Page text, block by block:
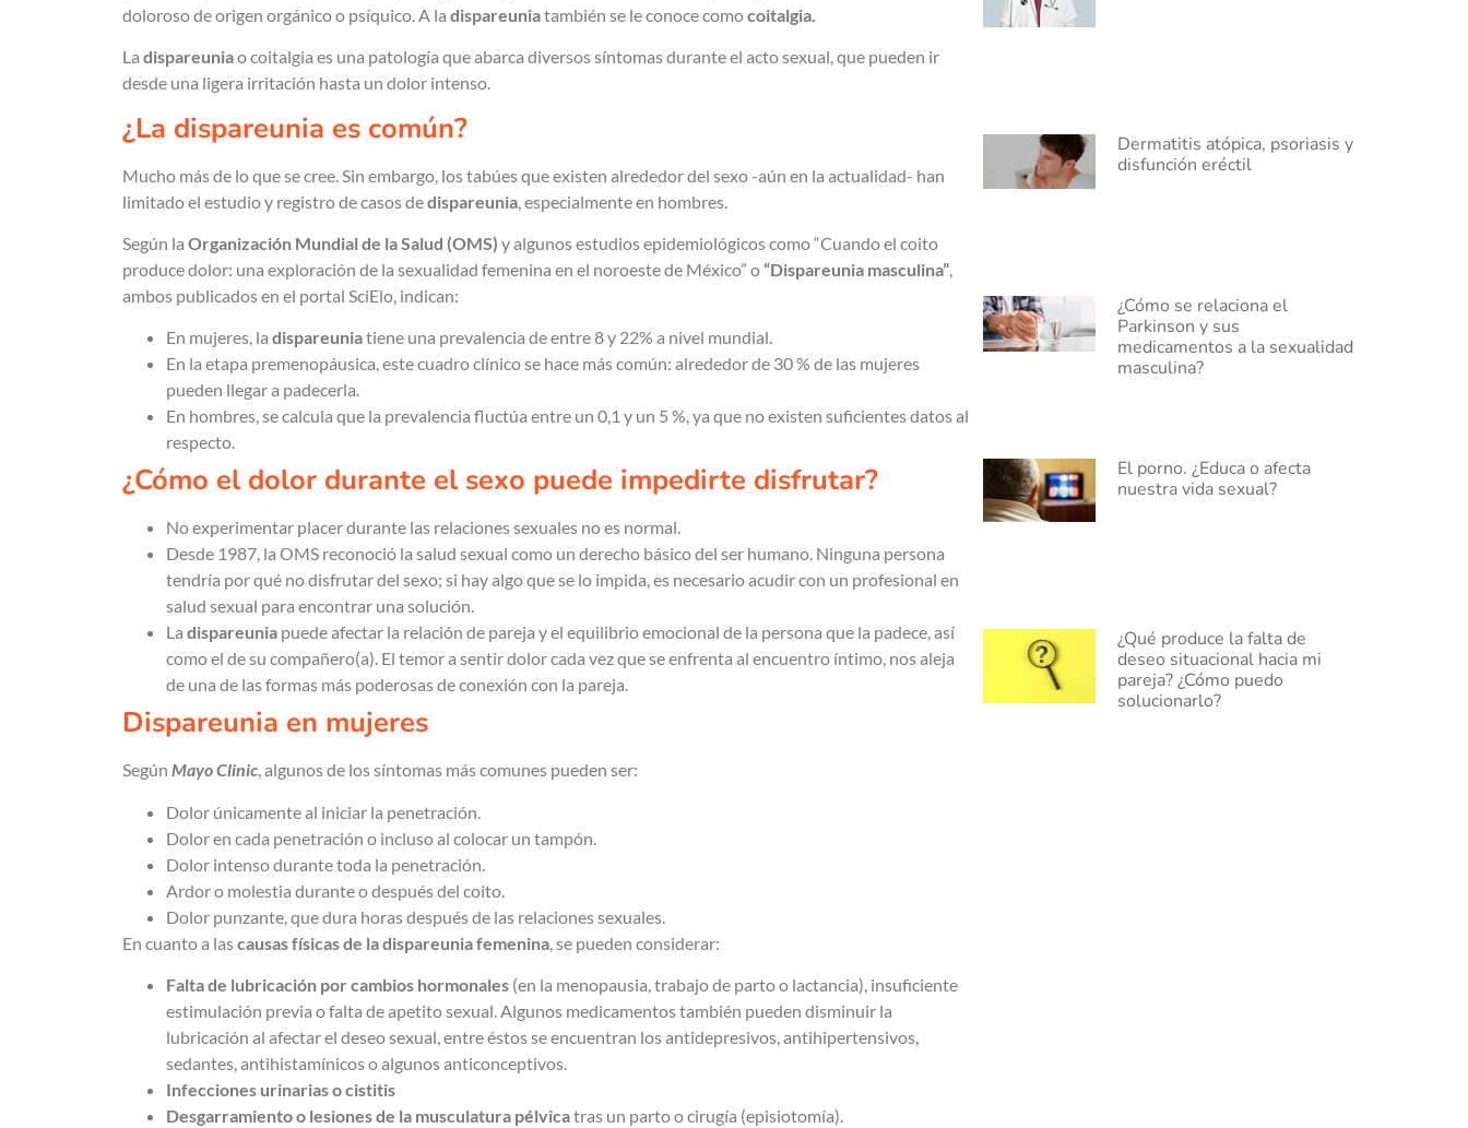
doloroso de origen orgánico o psíquico. A la dispareuniatambién se le conoce comocoitalgia.
La dispareuniao coitalgia es una patología que abarca diversos síntomas durante el acto sexual, que pueden ir
desde una ligera irritación hasta un dolor intenso.
¿La dispareunia es común?
Mucho más de lo que se cree. Sin embargo, los tabúes que existen alrededor del sexo -aún en la actualidad- han
limitado el estudio y registro de casos dedispareunia , especialmente en hombres.
Según la Organización Mundial de la Salud (OMS) y algunos estudios epidemiológicos como “Cuando el coito
produce dolor: una exploración de la sexualidad femenina en el noroeste de México” o“Dispareunia masculina”,
ambos publicados en el portal SciElo, indican:
En mujeres, la dispareuniatiene una prevalencia de entre 8 y 22% a nivel mundial.
En la etapa premenopáusica, este cuadro clínico se hace más común: alrededor de 30 % de las mujeres
pueden llegar a padecerla.
En hombres, se calcula que la prevalencia fluctúa entre un 0,1 y un 5 %, ya que no existen suficientes datos al
respecto.
¿Cómo el dolor durante el sexo puede impedirte disfrutar?
No experimentar placer durante las relaciones sexuales no es normal.
Desde 1987, la OMS reconoció la salud sexual como un derecho básico del ser humano. Ninguna persona
tendría por qué no disfrutar del sexo; si hay algo que se lo impida, es necesario acudir con un profesional en
salud sexual para encontrar una solución.
La dispareunia puede afectar la relación de pareja y el equilibrio emocional de la persona que la padece, así
como el de su compañero(a). El temor a sentir dolor cada vez que se enfrenta al encuentro íntimo, nos aleja
de una de las formas más poderosas de conexión con la pareja.
Dispareunia en mujeres
Según Mayo Clinic, algunos de los síntomas más comunes pueden ser:
Dolor únicamente al iniciar la penetración.
Dolor en cada penetración o incluso al colocar un tampón.
Dolor intenso durante toda la penetración.
Ardor o molestia durante o después del coito.
Dolor punzante, que dura horas después de las relaciones sexuales.
En cuanto a lascausas físicas de la dispareunia femenina , se pueden considerar:
Falta de lubricación por cambios hormonales (en la menopausia, trabajo de parto o lactancia), insuficiente
estimulación previa o falta de apetito sexual. Algunos medicamentos también pueden disminuir la
lubricación al afectar el deseo sexual, entre éstos se encuentran los antidepresivos, antihipertensivos,
sedantes, antihistamínicos o algunos anticonceptivos.
Infecciones urinarias o cistitis
Desgarramiento o lesiones de la musculatura pélvicatras un parto o cirugía (episiotomía).
Dermatitis atópica, psoriasis y
disfunción eréctil
¿Cómo se relaciona el
Parkinson y sus
medicamentos a la sexualidad
masculina?
El porno. ¿Educa o afecta
nuestra vida sexual?
¿Qué produce la falta de
deseo situacional hacia mi
pareja? ¿Cómo puedo
solucionarlo?